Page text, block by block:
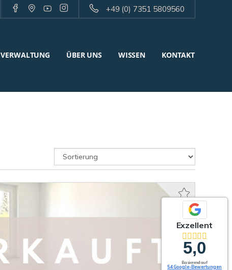
+49 (0) 7351 5809560
VERWALTUNG ÜBER UNS WISSEN KONTAKT
Exzellent
5,0
Basierend auf
54 Google-Bewertungen